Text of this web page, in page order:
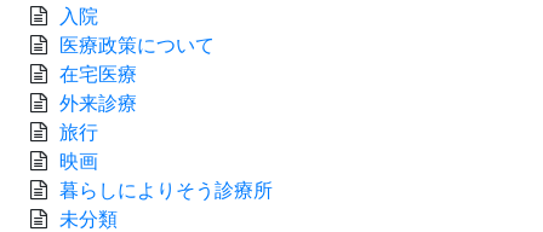
入院
医療政策について
在宅医療
外来診療
旅行
映画
暮らしによりそう診療所
未分類